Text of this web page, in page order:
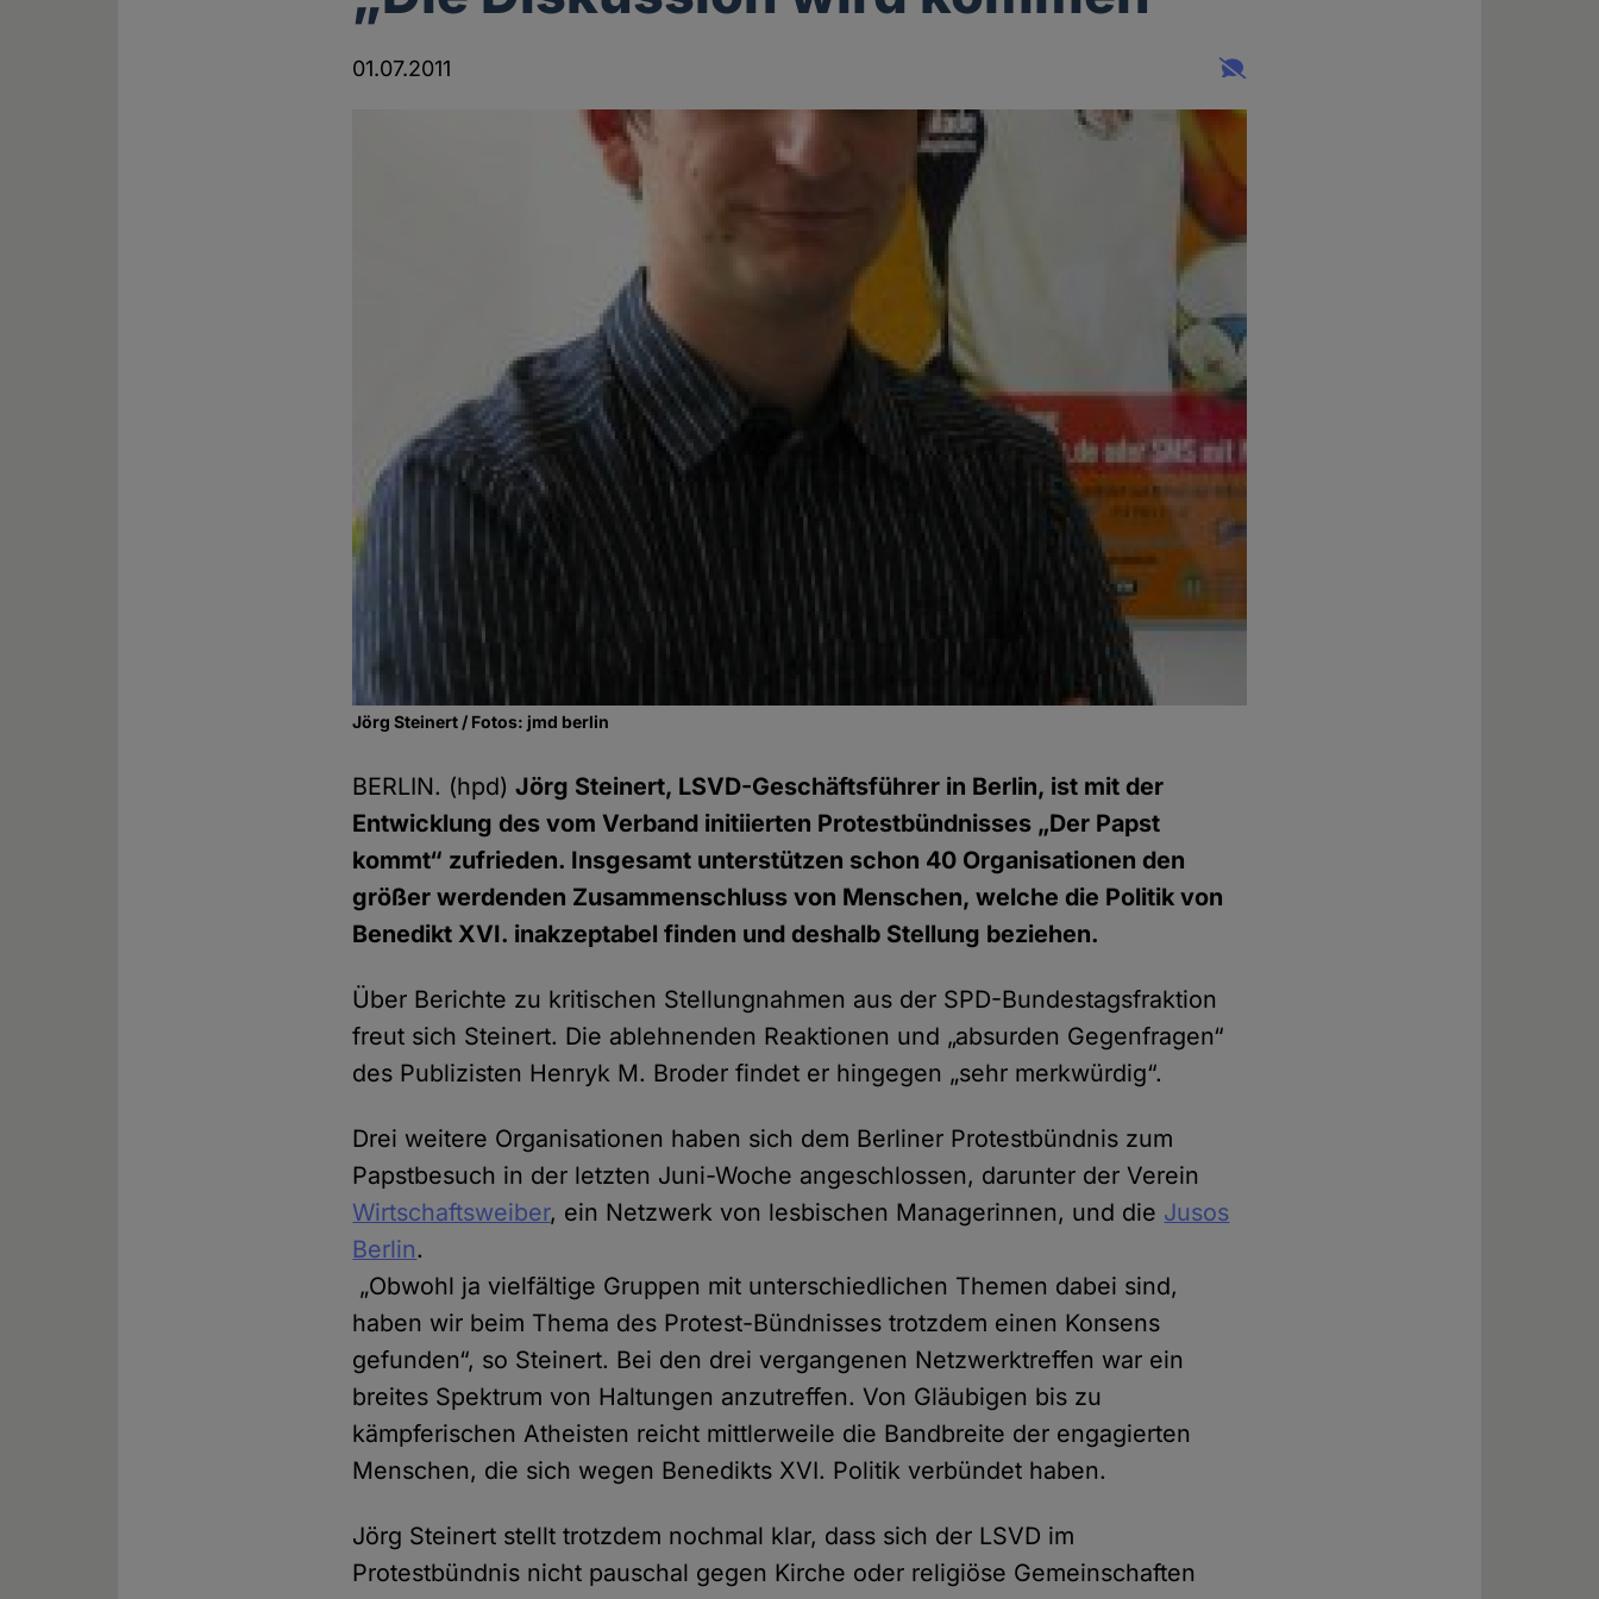
01.07.2011
Jörg Steinert / Fotos: jmd berlin
BERLIN. (hpd)Jörg Steinert, LSVD-Geschäftsführer in Berlin, ist mit der
Entwicklung des vom Verband initiierten Protestbündnisses „Der Papst
kommt“ zufrieden. Insgesamt unterstützen schon 40 Organisationen den
größer werdenden Zusammenschluss von Menschen, welche die Politik von
Benedikt XVI. inakzeptabel finden und deshalb Stellung beziehen.
Über Berichte zu kritischen Stellungnahmen aus der SPD-Bundestagsfraktion
freut sich Steinert. Die ablehnenden Reaktionen und „absurden Gegenfragen“
des Publizisten Henryk M. Broder findet er hingegen „sehr merkwürdig“.
Drei weitere Organisationen haben sich dem Berliner Protestbündnis zum
Papstbesuch in der letzten Juni-Woche angeschlossen, darunter der Verein
Wirtschaftsweiber, ein Netzwerk von lesbischen Managerinnen, und die Jusos
Berlin.
„Obwohl ja vielfältige Gruppen mit unterschiedlichen Themen dabei sind,
haben wir beim Thema des Protest-Bündnisses trotzdem einen Konsens
gefunden“, so Steinert. Bei den drei vergangenen Netzwerktreffen war ein
breites Spektrum von Haltungen anzutreffen. Von Gläubigen bis zu
kämpferischen Atheisten reicht mittlerweile die Bandbreite der engagierten
Menschen, die sich wegen Benedikts XVI. Politik verbündet haben.
Jörg Steinert stellt trotzdem nochmal klar, dass sich der LSVD im
Protestbündnis nicht pauschal gegen Kirche oder religiöse Gemeinschaften